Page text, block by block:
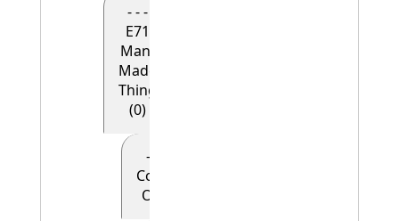
- - -
E71
Man-
Made
Thing
(0)
- - - - E28
Conceptual
Object (0)